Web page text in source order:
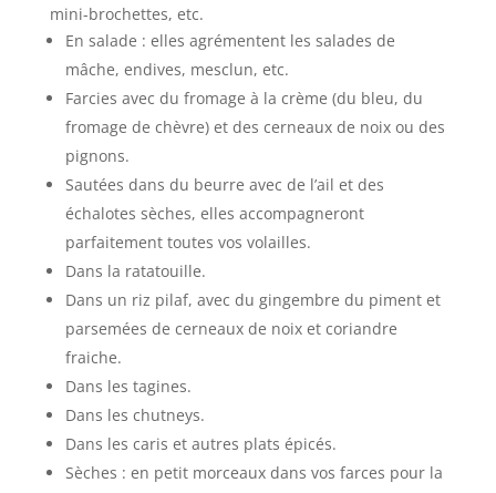
mini-brochettes, etc.
En salade : elles agrémentent les salades de
mâche, endives, mesclun, etc.
Farcies avec du fromage à la crème (du bleu, du
fromage de chèvre) et des cerneaux de noix ou des
pignons.
Sautées dans du beurre avec de l’ail et des
échalotes sèches, elles accompagneront
parfaitement toutes vos volailles.
Dans la ratatouille.
Dans un riz pilaf, avec du gingembre du piment et
parsemées de cerneaux de noix et coriandre
fraiche.
Dans les tagines.
Dans les chutneys.
Dans les caris et autres plats épicés.
Sèches : en petit morceaux dans vos farces pour la